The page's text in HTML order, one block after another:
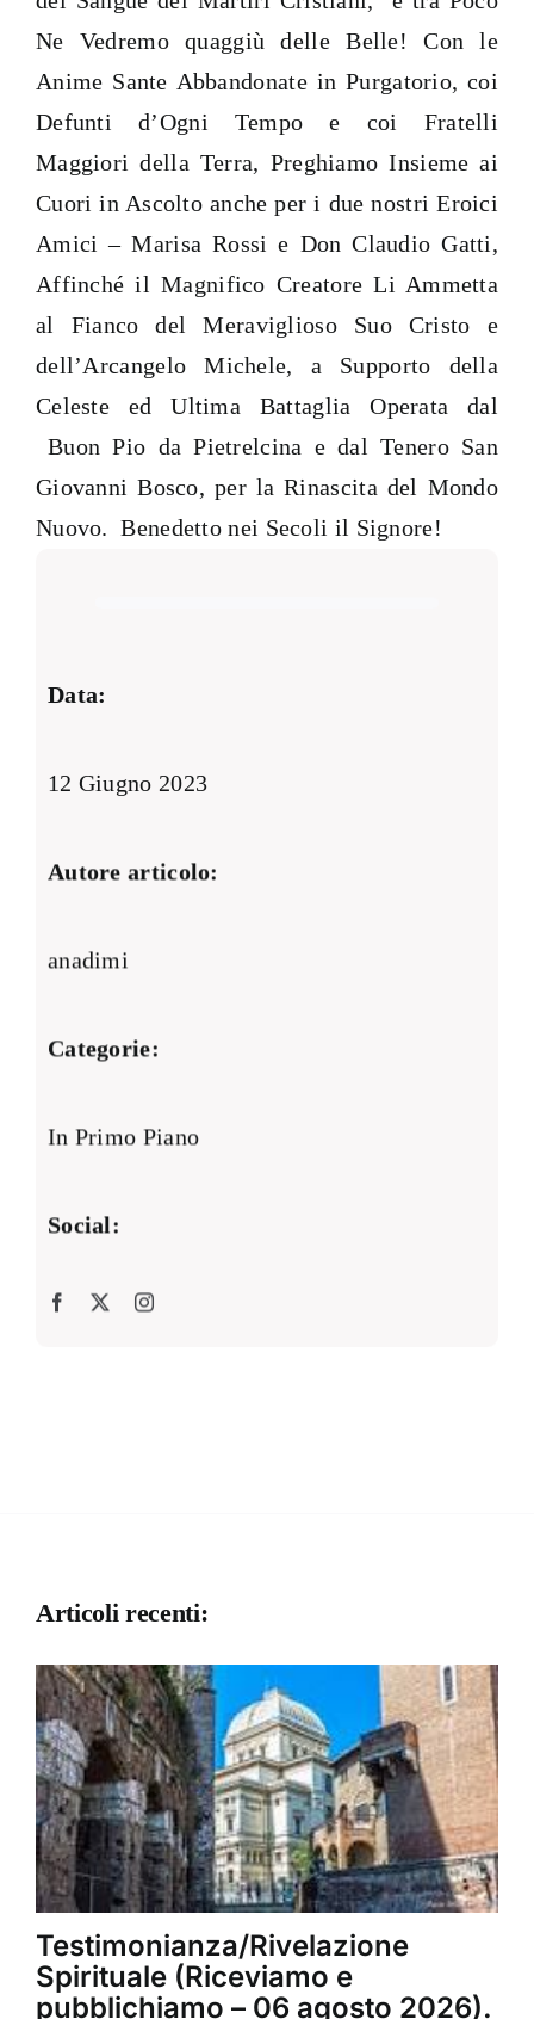
Ne Vedremo quaggiù delle Belle! Con le
Anime Sante Abbandonate in Purgatorio, coi
Defunti d’Ogni Tempo e coi Fratelli
Maggiori della Terra, Preghiamo Insieme ai
Cuori in Ascolto anche per i due nostri Eroici
Amici – Marisa Rossi e Don Claudio Gatti,
Affinché il Magnifico Creatore Li Ammetta
al Fianco del Meraviglioso Suo Cristo e
dell’Arcangelo Michele, a Supporto della
Celeste ed Ultima Battaglia Operata dal
Buon Pio da Pietrelcina e dal Tenero San
Giovanni Bosco, per la Rinascita del Mondo
Nuovo. Benedetto nei Secoli il Signore!
Data:
12 Giugno 2023
Autore articolo:
anadimi
Categorie:
In Primo Piano
Social:
Articoli recenti:
Testimonianza/Rivelazione
Spirituale (Riceviamo e
pubblichiamo – 06 agosto 2026).